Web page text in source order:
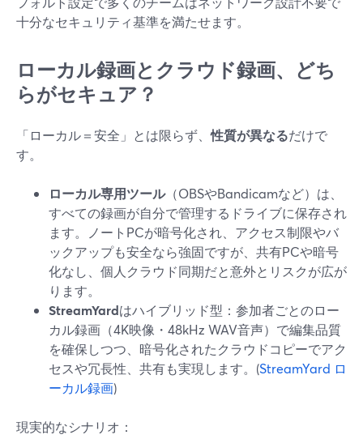
十分なセキュリティ基準を満たせます。
ローカル録画とクラウド録画、どち
らがセキュア？
「ローカル＝安全」とは限らず、性質が異なるだけで
す。
ローカル専用ツール（OBSやBandicamなど）は、
すべての録画が自分で管理するドライブに保存され
ます。ノートPCが暗号化され、アクセス制限やバ
ックアップも安全なら強固ですが、共有PCや暗号
化なし、個人クラウド同期だと意外とリスクが広が
ります。
StreamYardはハイブリッド型：参加者ごとのロー
カル録画（4K映像・48kHz WAV音声）で編集品質
を確保しつつ、暗号化されたクラウドコピーでアク
セスや冗長性、共有も実現します。(StreamYard ロ
ーカル録画)
現実的なシナリオ：